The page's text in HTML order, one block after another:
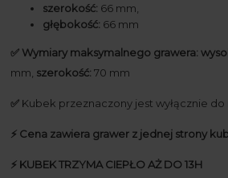
szerokość: 66 mm,
głębokość: 66 mm
✅ Wymiary maksymalnego grawera:
mm, szerokość: 70 mm
✅ Kubek przeznaczony jest wyłącznie do
⚡️ Cena zawiera grawer z jednej strony
⚡️ KUBEK TRZYMA CIEPŁO AŻ DO 13H